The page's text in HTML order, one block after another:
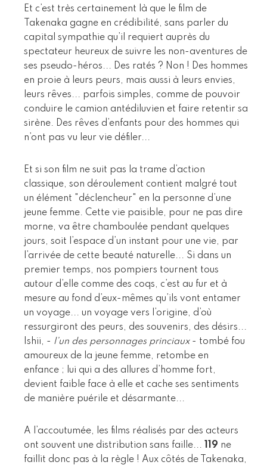
Et c’est très certainement là que le film de
Takenaka gagne en crédibilité, sans parler du
capital sympathie qu’il requiert auprès du
spectateur heureux de suivre les non-aventures de
ses pseudo-héros... Des ratés ? Non ! Des hommes
en proie à leurs peurs, mais aussi à leurs envies,
leurs rêves... parfois simples, comme de pouvoir
conduire le camion antédiluvien et faire retentir sa
sirène. Des rêves d’enfants pour des hommes qui
n’ont pas vu leur vie défiler...
Et si son film ne suit pas la trame d’action
classique, son déroulement contient malgré tout
un élément "déclencheur" en la personne d’une
jeune femme. Cette vie paisible, pour ne pas dire
morne, va être chamboulée pendant quelques
jours, soit l’espace d’un instant pour une vie, par
l’arrivée de cette beauté naturelle... Si dans un
premier temps, nos pompiers tournent tous
autour d’elle comme des coqs, c’est au fur et à
mesure au fond d’eux-mêmes qu’ils vont entamer
un voyage... un voyage vers l’origine, d’où
ressurgiront des peurs, des souvenirs, des désirs...
Ishii, - l’un des personnages princiaux- tombé fou
amoureux de la jeune femme, retombe en
enfance ; lui qui a des allures d’homme fort,
devient faible face à elle et cache ses sentiments
de manière puérile et désarmante...
A l’accoutumée, les films réalisés par des acteurs
ont souvent une distribution sans faille...
119 ne
faillit donc pas à la règle ! Aux côtés de Takenaka,